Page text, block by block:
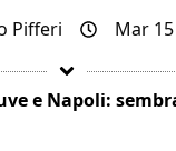
Pifferi Mar
e Napoli: